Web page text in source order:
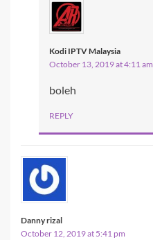
Kodi IPTV Malaysia
October 13, 2019 at 4:11 am
boleh
REPLY
Danny rizal
October 12, 2019 at 5:41 pm